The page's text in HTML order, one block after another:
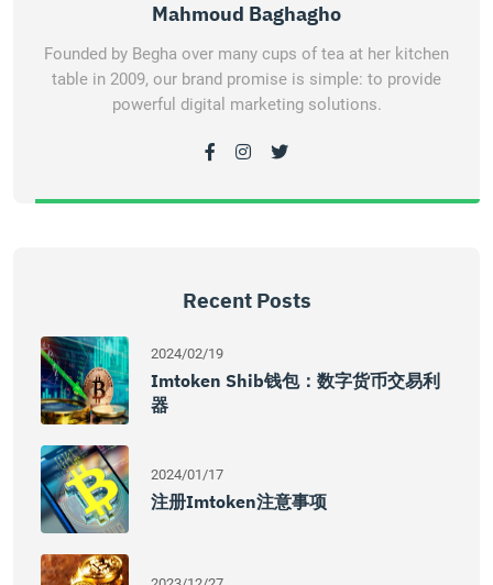
Mahmoud Baghagho
Founded by Begha over many cups of tea at her kitchen
table in 2009, our brand promise is simple: to provide
powerful digital marketing solutions.
Recent Posts
2024/02/19
Imtoken Shib钱包：数字货币交易利
器
2024/01/17
注册imtoken注意事项